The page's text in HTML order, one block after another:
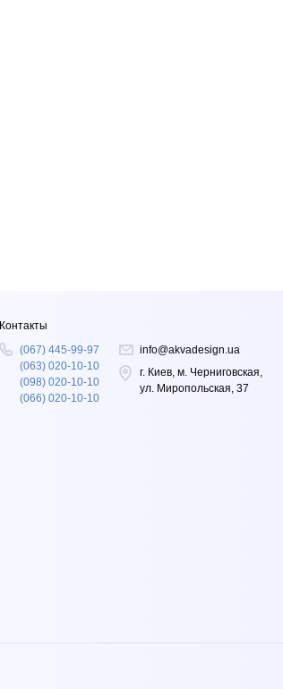
Контакты
(067) 445-99-97
(063) 020-10-10
(098) 020-10-10
(066) 020-10-10
info@akvadesign.ua
г. Киев, м. Черниговская,
ул. Миропольская, 37